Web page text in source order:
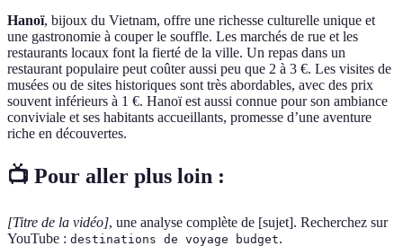
Hanoï, bijoux du Vietnam, offre une richesse culturelle unique et
une gastronomie à couper le souffle. Les marchés de rue et les
restaurants locaux font la fierté de la ville. Un repas dans un
restaurant populaire peut coûter aussi peu que 2 à 3 €. Les visites de
musées ou de sites historiques sont très abordables, avec des prix
souvent inférieurs à 1 €. Hanoï est aussi connue pour son ambiance
conviviale et ses habitants accueillants, promesse d’une aventure
riche en découvertes.
📺 Pour aller plus loin :
[Titre de la vidéo], une analyse complète de [sujet]. Recherchez sur
YouTube : destinations de voyage budget.